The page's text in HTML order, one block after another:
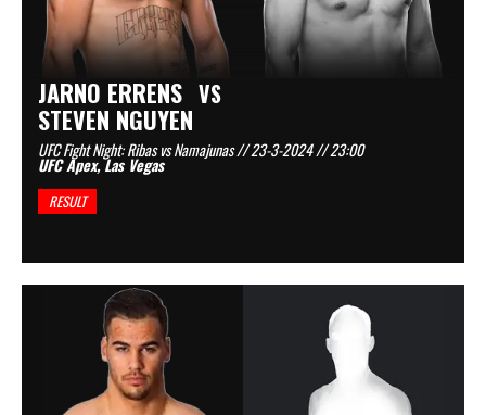
JARNO ERRENS VS
STEVEN NGUYEN
UFC Fight Night: Ribas vs Namajunas // 23-3-2024 // 23:00
UFC Apex, Las Vegas
RESULT